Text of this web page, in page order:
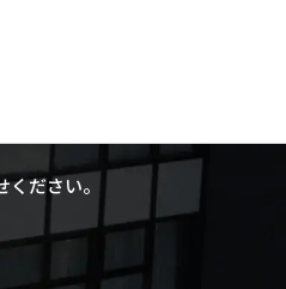
ださい。